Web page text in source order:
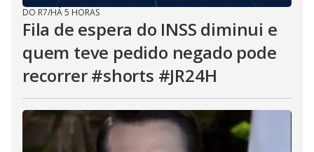
DO R7/HÁ 5 HORAS
Fila de espera do INSS diminui e
quem teve pedido negado pode
recorrer #shorts #JR24H